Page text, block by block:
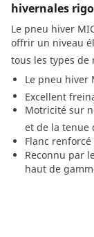
hivernales
Le pneu hiver
offrir un niveau
tous les types de
Le pneu hiver
Excellent
Motricité sur
et de la tenue
Flanc
Reconnu par
haut de